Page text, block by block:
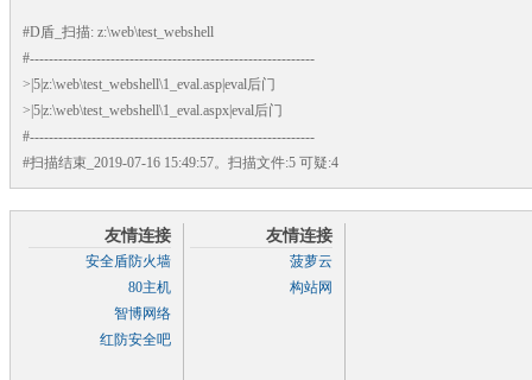
#D盾_扫描: z:\web\test_webshell
#------------------------------------------------------------
>|5|z:\web\test_webshell\1_eval.asp|eval后门
>|5|z:\web\test_webshell\1_eval.aspx|eval后门
#------------------------------------------------------------
#扫描结束_2019-07-16 15:49:57。扫描文件:5 可疑:4
友情连接
安全盾防火墙
80主机
智博网络
红防安全吧
友情连接
菠萝云
构站网